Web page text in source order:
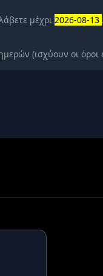
μέχρι 2026-08-13 .
(ισχύουν οι όροι